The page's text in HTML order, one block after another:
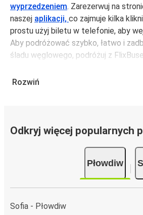
wyprzedzeniem. Zarezerwuj na
naszej aplikacji, co zajmuje kilka
prostu użyj biletu w telefonie, aby
Aby podróżować szybko, łatwo i
śladu węglowego, podróżuj z
autobusowymi; 46 połączeniami do
Sofia – przyjeżdżasz tu pierwszy
musisz wiedzieć:
Rozwiń
Odkryj więcej popularnych
Płowdiw
Sofia - Płowdiw